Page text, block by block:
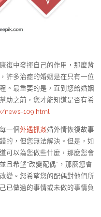
復中發揮自己的作用，那麼背
許多治癒的婚姻是在只有一位
。最重要的是，直到您給婚姻
助之前，您才能知道是否有希
news-109.html
一個外遇抓姦婚外情恢復故事
的，但您無法解決。但是，如
可以為您做些什麼，那麼您會
且希望“改變配偶”，那麼您會
變。您希望您的配偶對他們所
已做過的事情或未做的事情負